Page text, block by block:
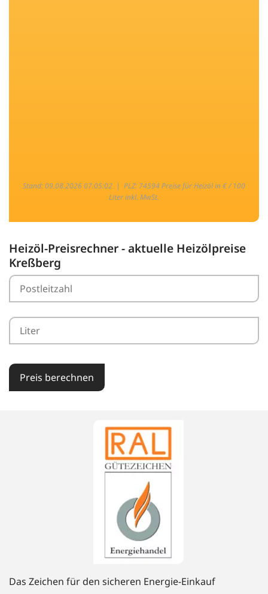
Stand: 09.08.2026 07:05:02 | PLZ: 74594 Preise für Heizöl in € / 100
Liter inkl. MwSt.
Heizöl-Preisrechner - aktuelle Heizölpreise
Kreßberg
Preis berechnen
Das Zeichen für den sicheren Energie-Einkauf